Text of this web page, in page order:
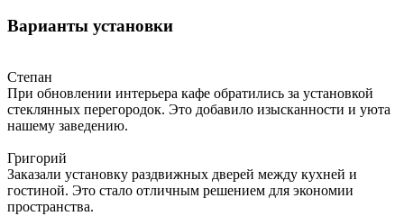
Варианты установки
Степан
При обновлении интерьера кафе обратились за установкой
стеклянных перегородок. Это добавило изысканности и уюта
нашему заведению.
Григорий
Заказали установку раздвижных дверей между кухней и
гостиной. Это стало отличным решением для экономии
пространства.